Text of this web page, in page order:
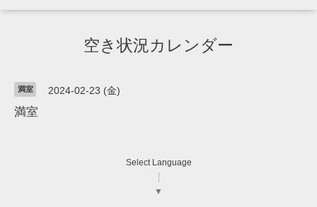
空き状況カレンダー
満室 2024-02-23 (金)
満室
Select Language
▼